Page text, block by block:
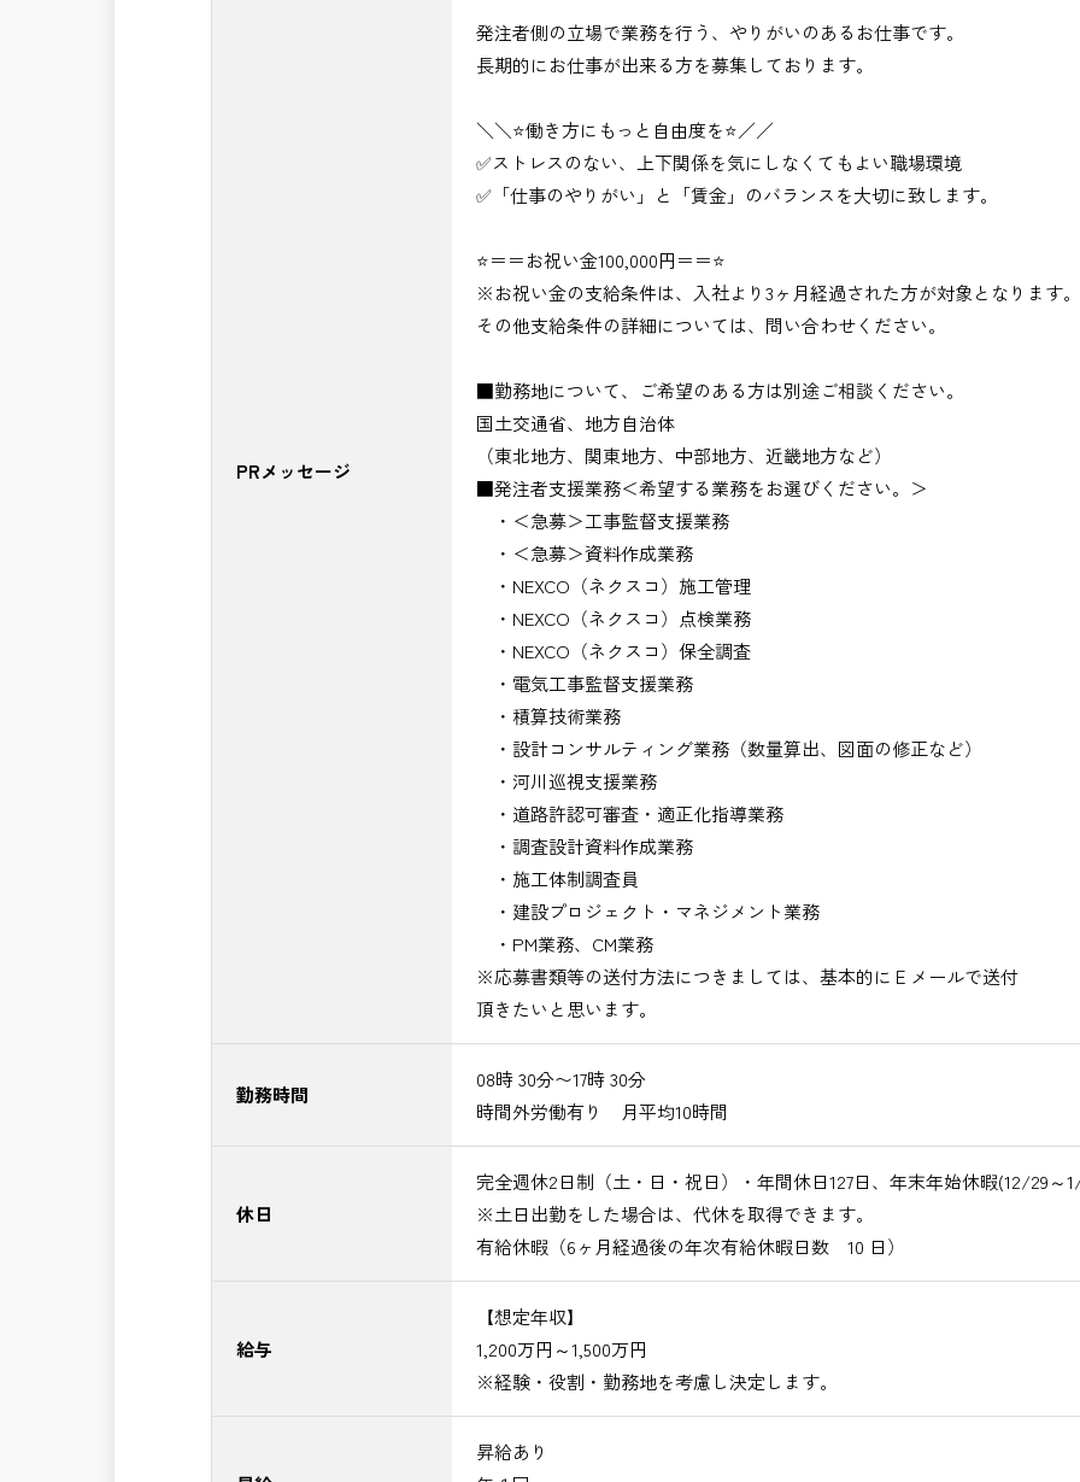
PRメッセージ
発注者側の立場で業務を行う、やりがいのあるお仕事です。
長期的にお仕事が出来る方を募集しております。
＼＼⭐働き方にもっと自由度を⭐／／
✅ストレスのない、上下関係を気にしなくてもよい職場環境
✅「仕事のやりがい」と「賃金」のバランスを大切に致します。
⭐＝＝お祝い金100,000円＝＝⭐
※お祝い金の支給条件は、入社より3ヶ月経過された方が対象となります。
その他支給条件の詳細については、問い合わせください。
■勤務地について、ご希望のある方は別途ご相談ください。
国土交通省、地方自治体
（東北地方、関東地方、中部地方、近畿地方など）
■発注者支援業務＜希望する業務をお選びください。＞
・＜急募＞工事監督支援業務
・＜急募＞資料作成業務
・NEXCO（ネクスコ）施工管理
・NEXCO（ネクスコ）点検業務
・NEXCO（ネクスコ）保全調査
・電気工事監督支援業務
・積算技術業務
・設計コンサルティング業務（数量算出、図面の修正など）
・河川巡視支援業務
・道路許認可審査・適正化指導業務
・調査設計資料作成業務
・施工体制調査員
・建設プロジェクト・マネジメント業務
・PM業務、CM業務
※応募書類等の送付方法につきましては、基本的にＥメールで送付
頂きたいと思います。
勤務時間
08時 30分〜17時 30分
時間外労働有り 月平均10時間
休日
完全週休2日制（土・日・祝日）・年間休日127日、年末年始休暇(12/29～
※土日出勤をした場合は、代休を取得できます。
有給休暇（6ヶ月経過後の年次有給休暇日数 10 日）
給与
【想定年収】
1,200万円～1,500万円
※経験・役割・勤務地を考慮し決定します。
昇給あり